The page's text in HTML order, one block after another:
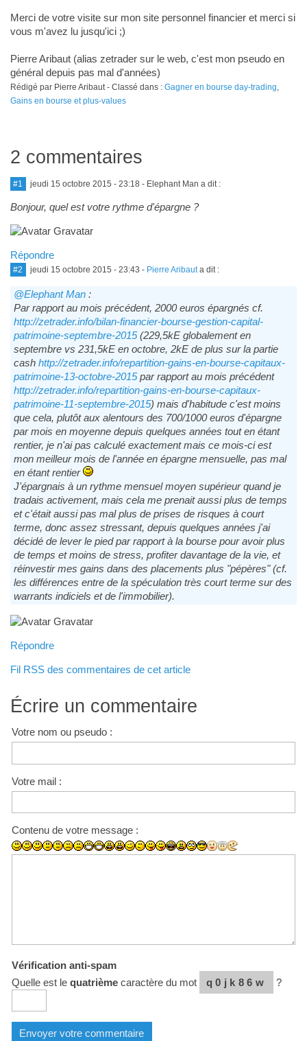
Merci de votre visite sur mon site personnel financier et merci si
vous m'avez lu jusqu'ici ;)
Pierre Aribaut (alias zetrader sur le web, c'est mon pseudo en
général depuis pas mal d'années)
Rédigé par Pierre Aribaut - Classé dans : Gagner en bourse day-trading,
Gains en bourse et plus-values
2 commentaires
#1 jeudi 15 octobre 2015 - 23:18 - Elephant Man a dit :
Bonjour, quel est votre rythme d'épargne ?
Répondre
#2 jeudi 15 octobre 2015 - 23:43 - Pierre Aribauta dit :
@Elephant Man:
Par rapport au mois précédent, 2000 euros épargnés cf.
http://zetrader.info/bilan-financier-bourse-gestion-capital-
patrimoine-septembre-2015(229,5kE globalement en
septembre vs 231,5kE en octobre, 2kE de plus sur la partie
cash http://zetrader.info/repartition-gains-en-bourse-capitaux-
patrimoine-13-octobre-2015par rapport au mois précédent
http://zetrader.info/repartition-gains-en-bourse-capitaux-
patrimoine-11-septembre-2015) mais d'habitude c'est moins
que cela, plutôt aux alentours des 700/1000 euros d'épargne
par mois en moyenne depuis quelques années tout en étant
rentier, je n'ai pas calculé exactement mais ce mois-ci est
mon meilleur mois de l'année en épargne mensuelle, pas mal
en étant rentier
J'épargnais à un rythme mensuel moyen supérieur quand je
tradais activement, mais cela me prenait aussi plus de temps
et c'était aussi pas mal plus de prises de risques à court
terme, donc assez stressant, depuis quelques années j'ai
décidé de lever le pied par rapport à la bourse pour avoir plus
de temps et moins de stress, profiter davantage de la vie, et
réinvestir mes gains dans des placements plus "pépères" (cf.
les différences entre de la spéculation très court terme sur des
warrants indiciels et de l'immobilier).
Répondre
Fil RSS des commentaires de cet article
Écrire un commentaire
Votre nom ou pseudo :
Votre mail :
Contenu de votre message :
Vérification anti-spam
Quelle est le quatrièmecaractère du mot q0jk86w ?